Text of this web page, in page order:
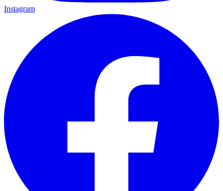
Instagram